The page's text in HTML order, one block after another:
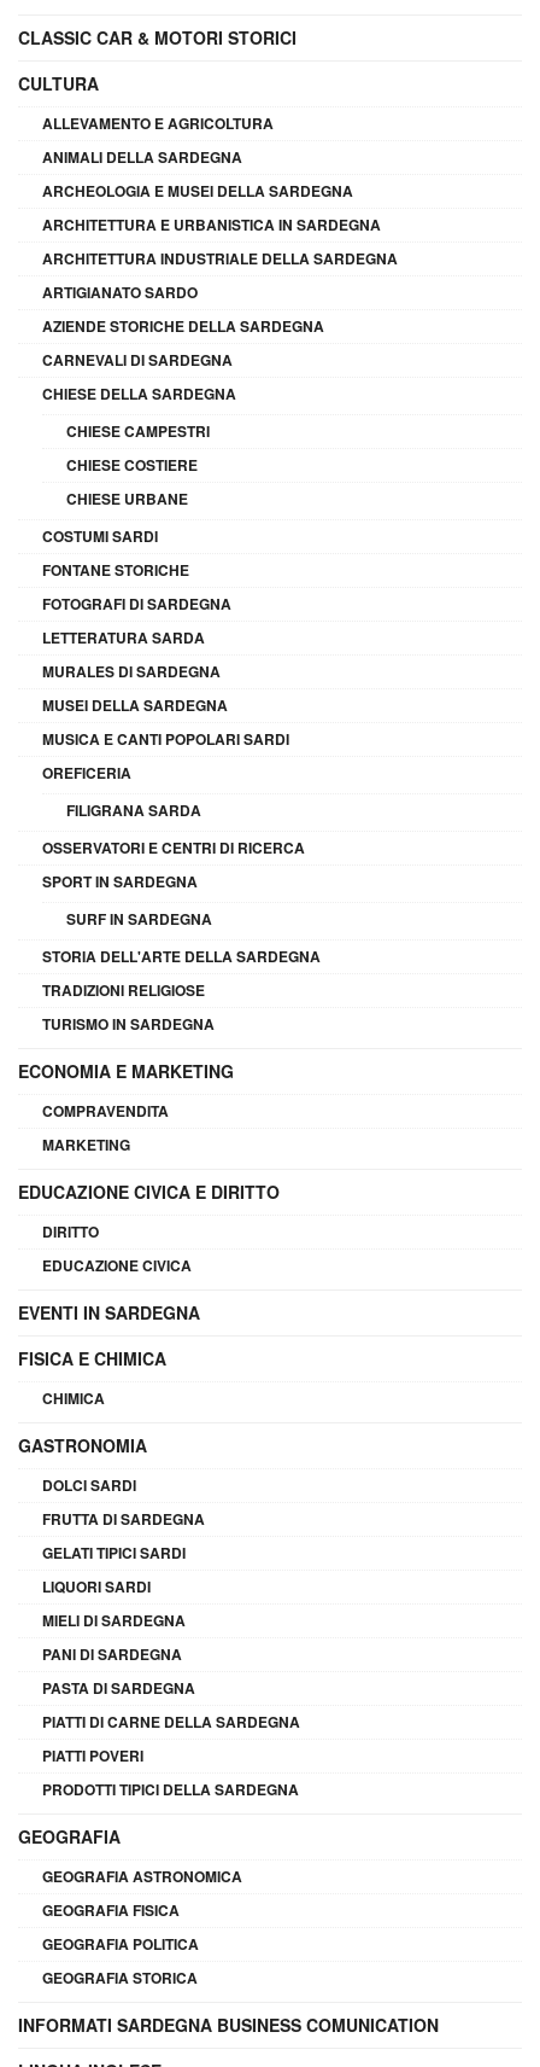
CLASSIC CAR & MOTORI STORICI
CULTURA
ALLEVAMENTO E AGRICOLTURA
ANIMALI DELLA SARDEGNA
ARCHEOLOGIA E MUSEI DELLA SARDEGNA
ARCHITETTURA E URBANISTICA IN SARDEGNA
ARCHITETTURA INDUSTRIALE DELLA SARDEGNA
ARTIGIANATO SARDO
AZIENDE STORICHE DELLA SARDEGNA
CARNEVALI DI SARDEGNA
CHIESE DELLA SARDEGNA
CHIESE CAMPESTRI
CHIESE COSTIERE
CHIESE URBANE
COSTUMI SARDI
FONTANE STORICHE
FOTOGRAFI DI SARDEGNA
LETTERATURA SARDA
MURALES DI SARDEGNA
MUSEI DELLA SARDEGNA
MUSICA E CANTI POPOLARI SARDI
OREFICERIA
FILIGRANA SARDA
OSSERVATORI E CENTRI DI RICERCA
SPORT IN SARDEGNA
SURF IN SARDEGNA
STORIA DELL'ARTE DELLA SARDEGNA
TRADIZIONI RELIGIOSE
TURISMO IN SARDEGNA
ECONOMIA E MARKETING
COMPRAVENDITA
MARKETING
EDUCAZIONE CIVICA E DIRITTO
DIRITTO
EDUCAZIONE CIVICA
EVENTI IN SARDEGNA
FISICA E CHIMICA
CHIMICA
GASTRONOMIA
DOLCI SARDI
FRUTTA DI SARDEGNA
GELATI TIPICI SARDI
LIQUORI SARDI
MIELI DI SARDEGNA
PANI DI SARDEGNA
PASTA DI SARDEGNA
PIATTI DI CARNE DELLA SARDEGNA
PIATTI POVERI
PRODOTTI TIPICI DELLA SARDEGNA
GEOGRAFIA
GEOGRAFIA ASTRONOMICA
GEOGRAFIA FISICA
GEOGRAFIA POLITICA
GEOGRAFIA STORICA
INFORMATI SARDEGNA BUSINESS COMUNICATION